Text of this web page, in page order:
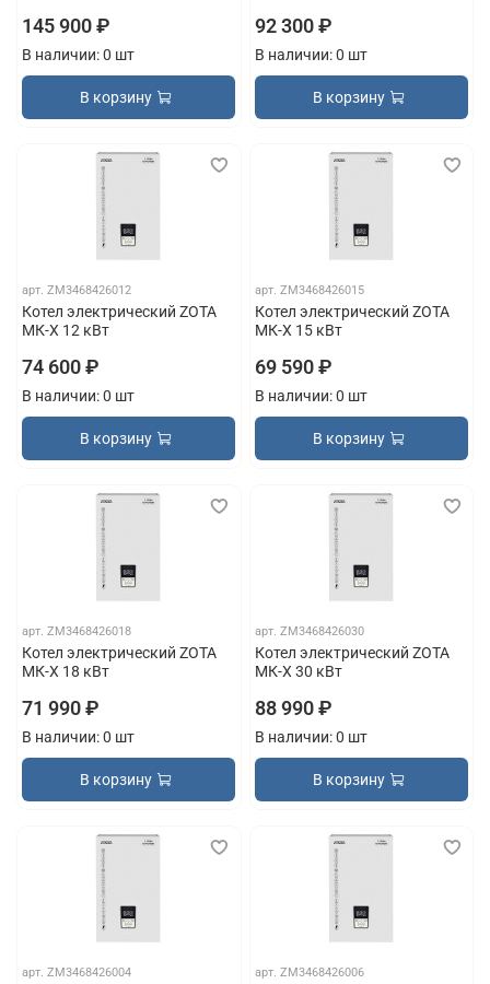
145 900 ₽
В наличии: 0 шт
В корзину
92 300 ₽
В наличии: 0 шт
В корзину
арт.ZM3468426012
Котел электрический ZOTA
МК-X 12 кВт
74 600 ₽
В наличии: 0 шт
В корзину
арт. ZM3468426015
Котел электрический ZOTA
МК-X 15 кВт
69 590 ₽
В наличии: 0 шт
В корзину
арт.ZM3468426018
Котел электрический ZOTA
МК-X 18 кВт
71 990 ₽
В наличии: 0 шт
В корзину
арт. ZM3468426030
Котел электрический ZOTA
МК-X 30 кВт
88 990 ₽
В наличии: 0 шт
В корзину
арт.ZM3468426004 арт. ZM3468426006